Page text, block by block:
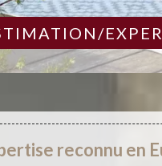
reconnu en